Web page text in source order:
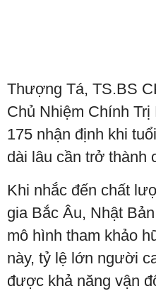
Thượng Tá, TS.BS
Chủ Nhiệm Chính
175 nhận định khi
dài lâu cần trở thành
Khi nhắc đến chất
gia Bắc Âu, Nhật
mô hình tham khảo
này, tỷ lệ lớn người
được khả năng vận